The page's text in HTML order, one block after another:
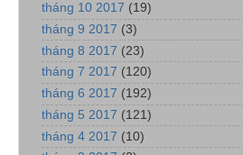
tháng 10 2017 (19)
tháng 9 2017 (3)
tháng 8 2017 (23)
tháng 7 2017 (120)
tháng 6 2017 (192)
tháng 5 2017 (121)
tháng 4 2017 (10)